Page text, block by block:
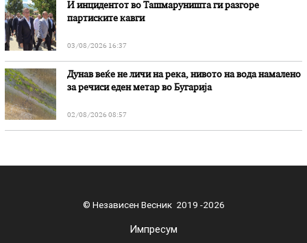
И инцидентот во Ташмаруништa ги разгоре
партиските кавги
03/08/2026 16:37
Дунав веќе не личи на река, нивото на вода намалено
за речиси еден метар во Бугарија
02/08/2026 08:57
© Независен Весник 2019 -2026
Импресум